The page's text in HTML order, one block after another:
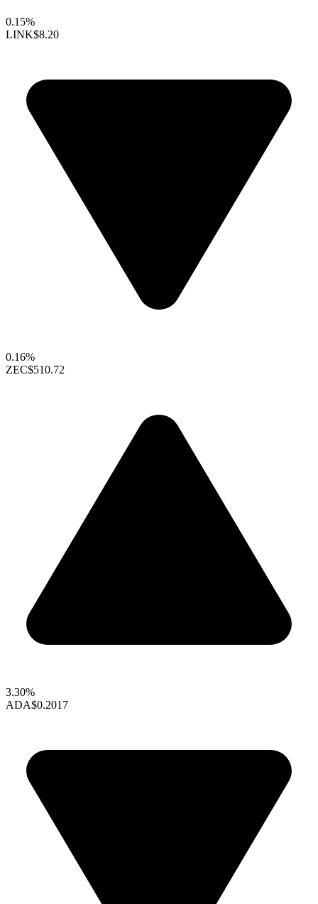
0.15%
LINK$8.20
0.16%
ZEC$510.72
3.30%
ADA$0.2017